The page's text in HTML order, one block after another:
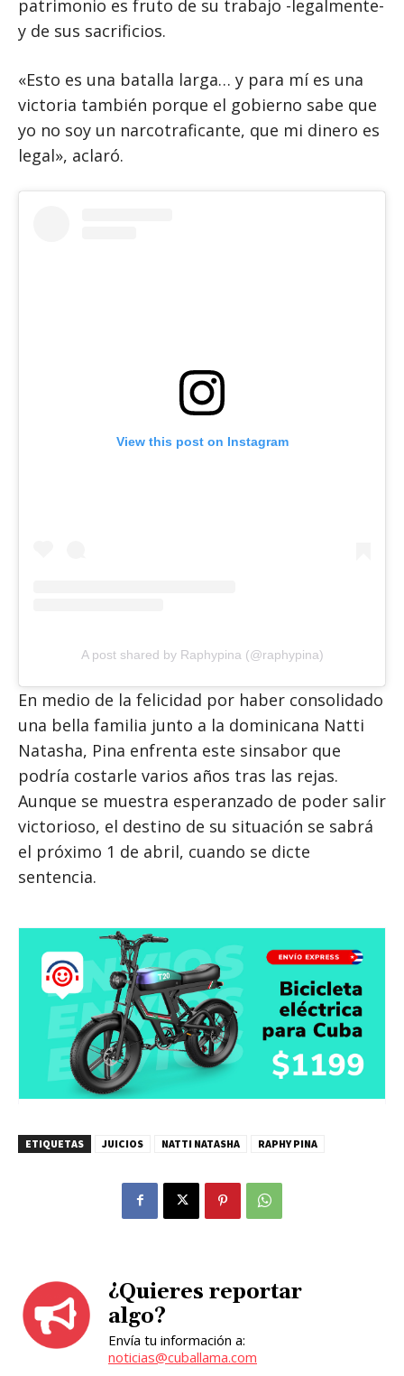
patrimonio es fruto de su trabajo -legalmente-
y de sus sacrificios.
«Esto es una batalla larga… y para mí es una
victoria también porque el gobierno sabe que
yo no soy un narcotraficante, que mi dinero es
legal», aclaró.
View this post on Instagram
A post shared by Raphypina (@raphypina)
En medio de la felicidad por haber consolidado
una bella familia junto a la dominicana Natti
Natasha, Pina enfrenta este sinsabor que
podría costarle varios años tras las rejas.
Aunque se muestra esperanzado de poder salir
victorioso, el destino de su situación se sabrá
el próximo 1 de abril, cuando se dicte
sentencia.
ETIQUETAS JUICIOS NATTI NATASHA RAPHY PINA
¿Quieres reportar
algo?
Envía tu información a:
noticias@cuballama.com